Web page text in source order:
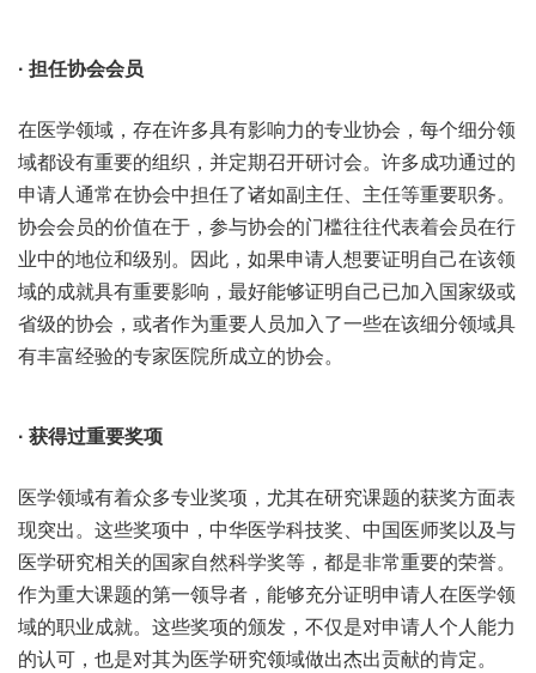
· 担任协会会员
在医学领域，存在许多具有影响力的专业协会，每个细分领
域都设有重要的组织，并定期召开研讨会。许多成功通过的
申请人通常在协会中担任了诸如副主任、主任等重要职务。
协会会员的价值在于，参与协会的门槛往往代表着会员在行
业中的地位和级别。因此，如果申请人想要证明自己在该领
域的成就具有重要影响，最好能够证明自己已加入国家级或
省级的协会，或者作为重要人员加入了一些在该细分领域具
有丰富经验的专家医院所成立的协会。
· 获得过重要奖项
医学领域有着众多专业奖项，尤其在研究课题的获奖方面表
现突出。这些奖项中，中华医学科技奖、中国医师奖以及与
医学研究相关的国家自然科学奖等，都是非常重要的荣誉。
作为重大课题的第一领导者，能够充分证明申请人在医学领
域的职业成就。这些奖项的颁发，不仅是对申请人个人能力
的认可，也是对其为医学研究领域做出杰出贡献的肯定。